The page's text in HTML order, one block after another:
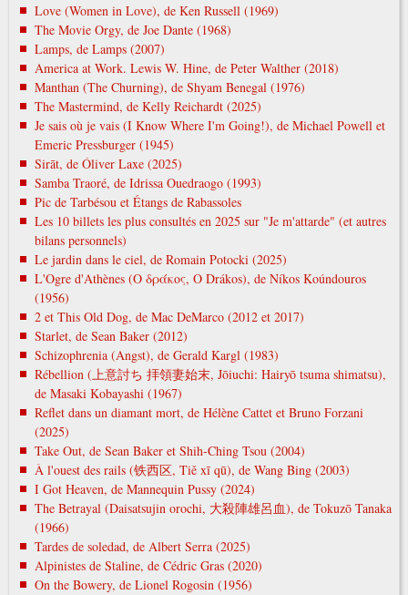
Love (Women in Love), de Ken Russell (1969)
The Movie Orgy, de Joe Dante (1968)
Lamps, de Lamps (2007)
America at Work. Lewis W. Hine, de Peter Walther (2018)
Manthan (The Churning), de Shyam Benegal (1976)
The Mastermind, de Kelly Reichardt (2025)
Je sais où je vais (I Know Where I'm Going!), de Michael Powell et
Emeric Pressburger (1945)
Sirāt, de Óliver Laxe (2025)
Samba Traoré, de Idrissa Ouedraogo (1993)
Pic de Tarbésou et Étangs de Rabassoles
Les 10 billets les plus consultés en 2025 sur "Je m'attarde" (et autres
bilans personnels)
Le jardin dans le ciel, de Romain Potocki (2025)
L'Ogre d'Athènes (Ο δράκος, O Drákos), de Níkos Koúndouros
(1956)
2 et This Old Dog, de Mac DeMarco (2012 et 2017)
Starlet, de Sean Baker (2012)
Schizophrenia (Angst), de Gerald Kargl (1983)
Rébellion (上意討ち 拝領妻始末, Jōiuchi: Hairyō tsuma shimatsu),
de Masaki Kobayashi (1967)
Reflet dans un diamant mort, de Hélène Cattet et Bruno Forzani
(2025)
Take Out, de Sean Baker et Shih-Ching Tsou (2004)
À l'ouest des rails (铁西区, Tiě xī qū), de Wang Bing (2003)
I Got Heaven, de Mannequin Pussy (2024)
The Betrayal (Daisatsujin orochi, 大殺陣雄呂血), de Tokuzō Tanaka
(1966)
Tardes de soledad, de Albert Serra (2025)
Alpinistes de Staline, de Cédric Gras (2020)
On the Bowery, de Lionel Rogosin (1956)